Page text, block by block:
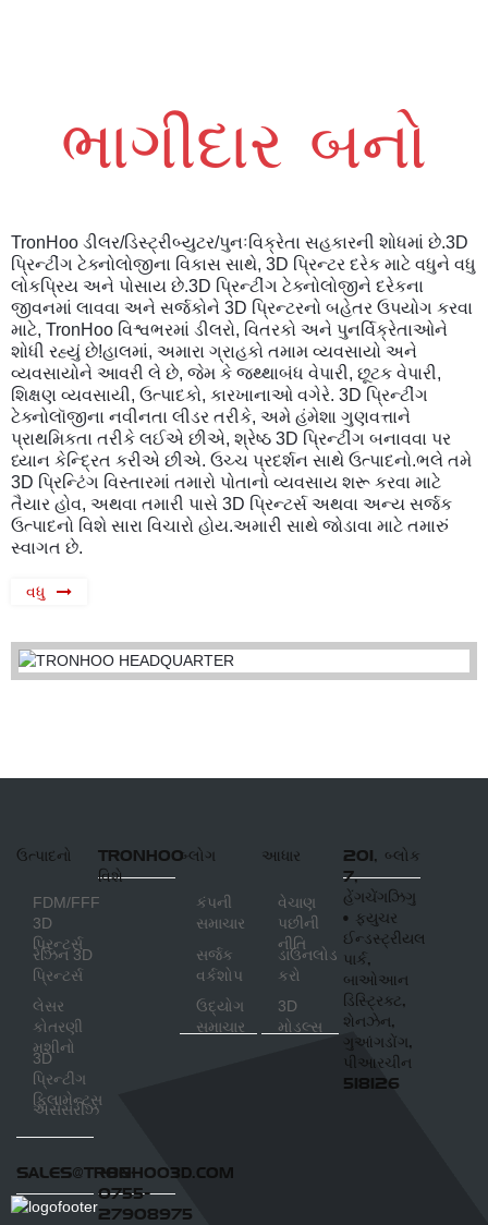
ભાગીદાર બનો
TronHoo ડીલર/ડિસ્ટ્રીબ્યુટર/પુનઃવિક્રેતા સહકારની શોધમાં છે.3D
પ્રિન્ટીંગ ટેક્નોલોજીના વિકાસ સાથે, 3D પ્રિન્ટર દરેક માટે વધુને વધુ
લોકપ્રિય અને પોસાય છે.3D પ્રિન્ટીંગ ટેક્નોલોજીને દરેકના
જીવનમાં લાવવા અને સર્જકોને 3D પ્રિન્ટરનો બહેતર ઉપયોગ કરવા
માટે, TronHoo વિશ્વભરમાં ડીલરો, વિતરકો અને પુનર્વિક્રેતાઓને
શોધી રહ્યું છે!હાલમાં, અમારા ગ્રાહકો તમામ વ્યવસાયો અને
વ્યવસાયોને આવરી લે છે, જેમ કે જથ્થાબંધ વેપારી, છૂટક વેપારી,
શિક્ષણ વ્યવસાયી, ઉત્પાદકો, કારખાનાઓ વગેરે. 3D પ્રિન્ટીંગ
ટેક્નોલૉજીના નવીનતા લીડર તરીકે, અમે હંમેશા ગુણવત્તાને
પ્રાથમિકતા તરીકે લઈએ છીએ, શ્રેષ્ઠ 3D પ્રિન્ટીંગ બનાવવા પર
ધ્યાન કેન્દ્રિત કરીએ છીએ. ઉચ્ચ પ્રદર્શન સાથે ઉત્પાદનો.ભલે તમે
3D પ્રિન્ટિંગ વિસ્તારમાં તમારો પોતાનો વ્યવસાય શરૂ કરવા માટે
તૈયાર હોવ, અથવા તમારી પાસે 3D પ્રિન્ટર્સ અથવા અન્ય સર્જક
ઉત્પાદનો વિશે સારા વિચારો હોય.અમારી સાથે જોડાવા માટે તમારું
સ્વાગત છે.
વધુ
ઉત્પાદનો
FDM/FFF
3D
પ્રિન્ટર્સ
રેઝિન 3D
પ્રિન્ટર્સ
લેસર
કોતરણી
મશીનો
3D
પ્રિન્ટીંગ
ફિલામેન્ટ્સ
એસેસરીઝ
TRONHOO
વિશે
બ્લોગ
કંપની
સમાચાર
સર્જક
વર્કશોપ
ઉદ્યોગ
સમાચાર
આધાર
વેચાણ
પછીની
નીતિ
ડાઉનલોડ
કરો
3D
મોડલ્સ
201, બ્લોક
7,
હેંગચેંગઝિગુ
• ફ્યુચર
ઈન્ડસ્ટ્રીયલ
પાર્ક,
બાઓઆન
ડિસ્ટ્રિક્ટ,
શેનઝેન,
ગુઆંગડોંગ,
પીઆરચીન
518126
SALES@TRONHOO3D.COM
+86-
0755-
27908975